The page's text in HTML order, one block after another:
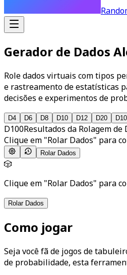
Gerador de Dados
Role dados virtuais com tipos
e rastreamento de estatísticas
decisões e experimentos de
D4 D6 D8 D10 D12 D20 D
D100Resultados da Rolagem de
Clique em "Rolar Dados" para
Rolar Dados
🎲
Clique em "Rolar Dados" para
Rolar Dados
Como jogar
Seja você fã de jogos de
de probabilidade, esta